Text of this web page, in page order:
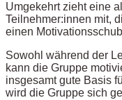
Umgekehrt zieht eine
Teilnehmer:innen mit,
einen
Sowohl während der
kann die Gruppe
insgesamt gute Basis
wird die Gruppe sich